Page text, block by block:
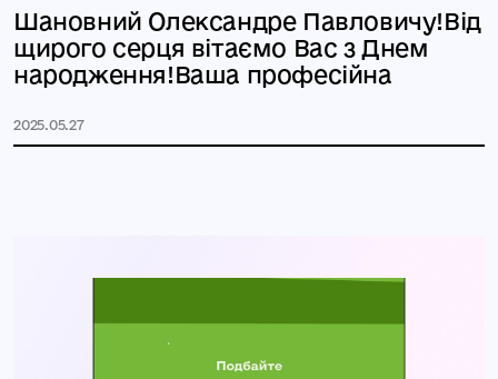
Шановний Олександре Павловичу!Від
щирого серця вітаємо Вас з Днем
народження!Ваша професійна
2025.05.27